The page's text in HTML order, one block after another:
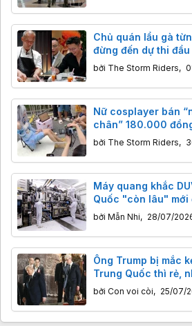
Chủ quán lẩu gà
đừng đến dự thi
tiên giám khảo nói
bởi The Storm Riders,
Nữ cosplayer bán
chân” 180.000
xếp hàng mua
bởi The Storm Riders,
Máy quang khắc
Quốc "còn lâu" mới
bởi Mẫn Nhi, 28/07/
Ông Trump bị mắc
Trung Quốc thì rẻ,
nước Mỹ
bởi Con voi còi, 25/07/